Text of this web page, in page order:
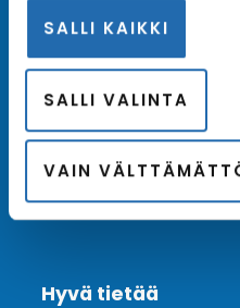
SALLI KAIKKI
SALLI VALINTA
VAIN
Ota yhteyttä
Asiakaspalvelu
Lähetä tarjouspyyntö
Varaa risteily
Hyvä tietää